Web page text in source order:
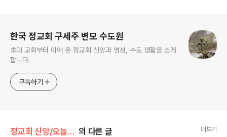
한국 정교회 구세주 변모 수도원
초대 교회부터 이어 온 정교회 신앙과 영성, 수도 생활을 소개
합니다.
구독하기
정교회 신앙/오늘의 축일 의 다른 글 더보기